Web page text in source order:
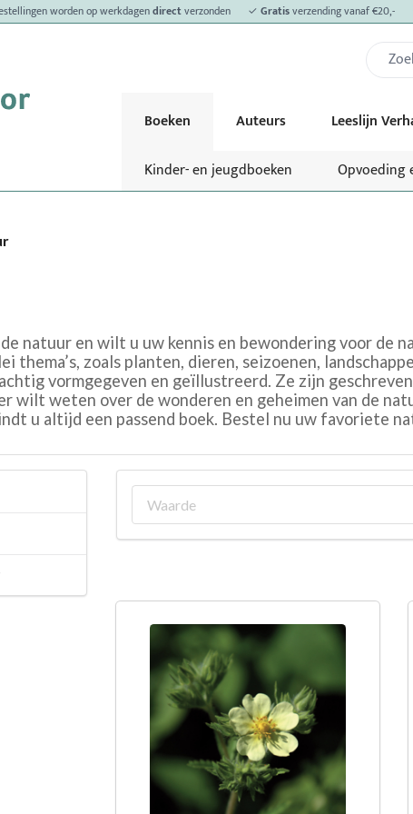
worden op werkdagendirectverzonden ✓ Gratisverzending vanaf €20,-
Boeken Auteurs
Leeslijn
Kinder- en jeugdboeken
Opvoeding
natuur en wilt u uw kennis en bewondering voor de
thema’s, zoals planten, dieren, seizoenen,
vormgegeven en geïllustreerd. Ze zijn
wilt weten over de wonderen en geheimen van de
u altijd een passend boek. Bestel nu uw favoriete